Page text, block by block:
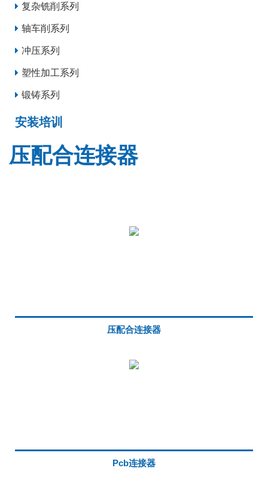
复杂铣削系列
轴车削系列
冲压系列
塑性加工系列
锻铸系列
安装培训
压配合连接器
压配合连接器
Pcb连接器